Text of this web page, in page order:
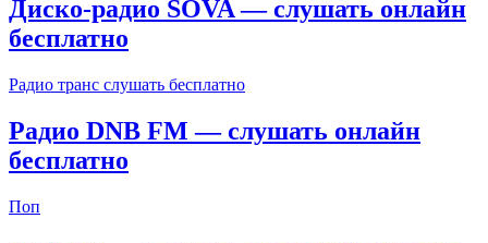
Диско-радио SOVA — слушать онлайн
бесплатно
Радио транс слушать бесплатно
Радио DNB FM — слушать онлайн
бесплатно
Поп